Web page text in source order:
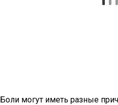
Боли могут иметь разные